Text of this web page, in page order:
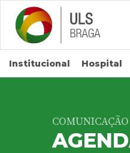
Saltar para conteúdo
Institucional Hospital
COMUNICAÇÃO